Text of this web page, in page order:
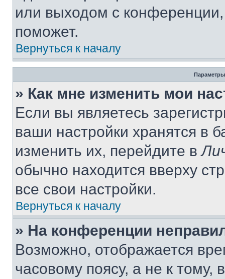
или выходом с
поможет.
Вернуться к началу
Параметры
» Как мне изменить мои
Если вы являетесь
ваши настройки хранятся в
изменить их, перейдите в
обычно находится вверху
все свои настройки.
Вернуться к началу
» На конференции
Возможно, отображается
часовому поясу, а не к тому,